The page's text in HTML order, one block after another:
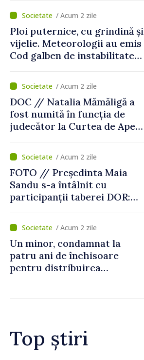
/ Acum 2 zile
Ploi puternice, cu grindină și
vijelie. Meteorologii au emis
Cod galben de instabilitate
/ Acum 2 zile
DOC // Natalia Mămăligă a
fost numită în funcția de
judecător la Curtea de Apel
/ Acum 2 zile
FOTO // Președinta Maia
Sandu s-a întâlnit cu
participanții taberei DOR:
noastră rămâne puternică”
/ Acum 2 zile
Un minor, condamnat la
patru ani de închisoare
pentru distribuirea
Top știri